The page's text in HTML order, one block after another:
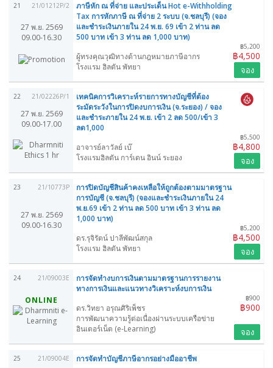
21 21/01212P/2
27 พ.ย. 2569
09.00-16.30
ภาษีหัก ณ ที่จ่าย และประเด็น Hot e-Withholding
Tax การหักภาษี ณ ที่จ่าย 2 ระบบ (จ.ชลบุรี) (จอง
และชำระเงินภายใน 24 พ.ย. 69 เข้า 2 ท่าน ลด
500 บาท เข้า 3 ท่าน ลด 1,000 บาท)
฿5,200
฿4,500
ผู้ทรงคุณวุฒิทางด้านกฎหมายภาษีอากร
โรงแรม ฮิลตัน พัทยา
จอง
22 21/02226P/1
27 พ.ย. 2569
09.00-17.00
เทคนิคการวิเคราะห์รายการทางบัญชีที่ต้อง
ระมัดระวังในการปิดงบการเงิน (จ.ระยอง) / จอง
และชำระภายใน 24 พ.ย. เข้า 2 ลด 500/เข้า 3
ลด1,000
฿5,500
฿4,800
อาจารย์ลาวัลย์ เบ๊
โรงแรมฮิลตัน การ์เดน อินน์ ระยอง
จอง
23 21/10773P
27 พ.ย. 2569
09.00-16.30
การปิดบัญชีสินค้าคงเหลือให้ถูกต้องตามมาตรฐาน
การบัญชี (จ.ชลบุรี) (จองและชำระเงินภายใน 24
พ.ย.69 เข้า 2 ท่าน ลด 500 บาท เข้า 3 ท่าน ลด
1,000 บาท)
฿5,200
฿4,500
ดร.รุจิรัตน์ ปาลีพัฒน์สกุล
โรงแรม ฮิลตัน พัทยา
จอง
24 21/09003E
ONLINE
การจัดทำงบการเงินตามมาตรฐานการรายงาน
ทางการเงินและแนวทางวิเคราะห์งบการเงิน
฿900
฿900
ดร.วิทยา อรุณศิริเพ็ชร
การพัฒนาความรู้ต่อเนื่องผ่านระบบเครือข่าย
อินเตอร์เน็ต (e-Learning)
จอง
25 21/09004E การจัดทำบัญชีภาษีอากรอย่างมืออาชีพ